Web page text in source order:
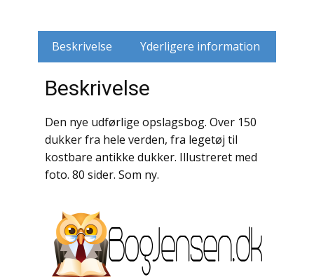
Jernbaner
Kirkehistorie / Religion
Krige / Slag
Krop / Sind
Kunst
Landbrug / Skovbrug
Litteraturhistorie
Beskrivelse Yderligere information
Beskrivelse
Den nye udførlige opslagsbog. Over 150
dukker fra hele verden, fra legetøj til
kostbare antikke dukker. Illustreret med
foto. 80 sider. Som ny.